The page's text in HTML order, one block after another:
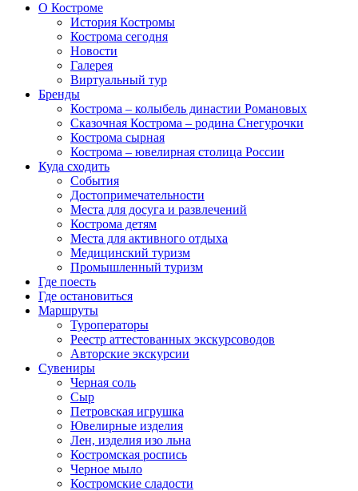
О Костроме
История Костромы
Кострома сегодня
Новости
Галерея
Виртуальный тур
Бренды
Кострома – колыбель династии Романовых
Сказочная Кострома – родина Снегурочки
Кострома сырная
Кострома – ювелирная столица России
Куда сходить
События
Достопримечательности
Места для досуга и развлечений
Кострома детям
Места для активного отдыха
Медицинский туризм
Промышленный туризм
Где поесть
Где остановиться
Маршруты
Туроператоры
Реестр аттестованных экскурсоводов
Авторские экскурсии
Сувениры
Черная соль
Сыр
Петровская игрушка
Ювелирные изделия
Лен, изделия изо льна
Костромская роспись
Черное мыло
Костромские сладости